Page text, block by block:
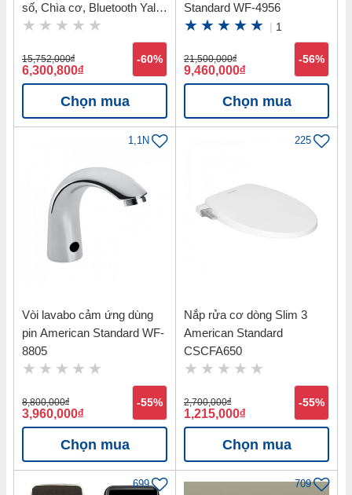
số, Chìa cơ, Bluetooth Yale
YDM7116 MB
15,752,000đ
6,300,800đ
-60%
Chọn mua
Standard WF-4956
| 1
21,500,000đ
9,460,000đ
-56%
Chọn mua
1,1N
Vòi lavabo cảm ứng dùng
pin American Standard WF-
8805
8,800,000đ
3,960,000đ
-55%
Chọn mua
225
Nắp rửa cơ dòng Slim 3
American Standard
CSCFA650
2,700,000đ
1,215,000đ
-55%
Chọn mua
699 709